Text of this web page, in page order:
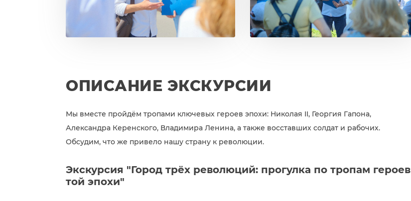
ОПИСАНИЕ ЭКСКУРСИИ
Мы вместе пройдём тропами ключевых героев эпохи: Николая II, Георгия Гапона,
Александра Керенского, Владимира Ленина, а также восставших солдат и рабочих.
Обсудим, что же привело нашу страну к революции.
Экскурсия "Город трёх революций: прогулка по тропам героев
той эпохи"